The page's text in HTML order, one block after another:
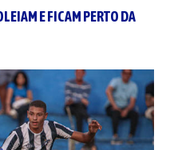
E FICAM PERTO DA